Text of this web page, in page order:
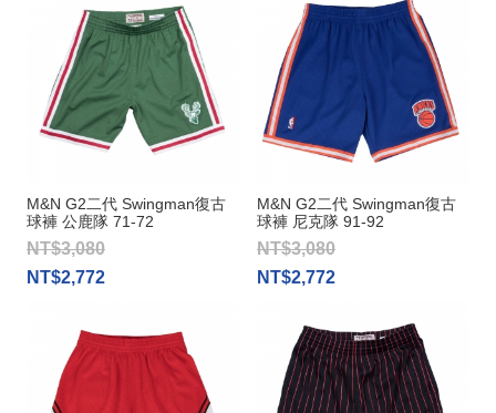
M&N G2二代 Swingman復古
球褲 公鹿隊 71-72
NT$3,080
NT$2,772
M&N G2二代 Swingman復古
球褲 尼克隊 91-92
NT$3,080
NT$2,772